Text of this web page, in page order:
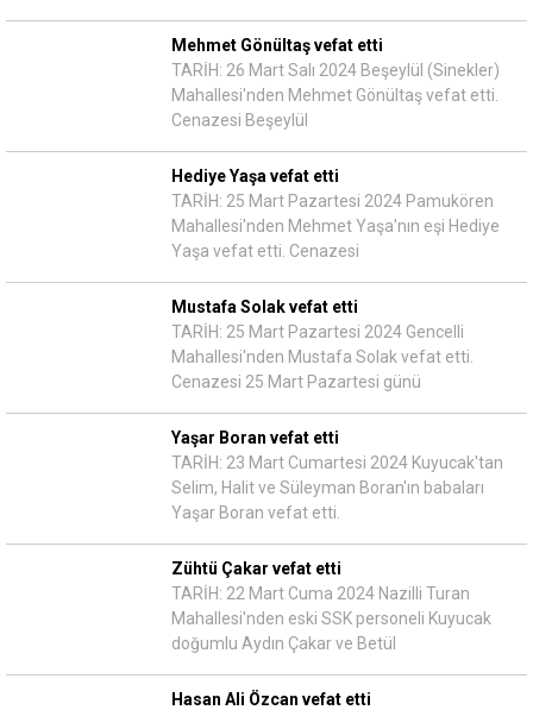
Mehmet Gönültaş vefat etti
TARİH: 26 Mart Salı 2024 Beşeylül (Sinekler)
Mahallesi'nden Mehmet Gönültaş vefat etti.
Cenazesi Beşeylül
Hediye Yaşa vefat etti
TARİH: 25 Mart Pazartesi 2024 Pamukören
Mahallesi'nden Mehmet Yaşa'nın eşi Hediye
Yaşa vefat etti. Cenazesi
Mustafa Solak vefat etti
TARİH: 25 Mart Pazartesi 2024 Gencelli
Mahallesi'nden Mustafa Solak vefat etti.
Cenazesi 25 Mart Pazartesi günü
Yaşar Boran vefat etti
TARİH: 23 Mart Cumartesi 2024 Kuyucak'tan
Selim, Halit ve Süleyman Boran'ın babaları
Yaşar Boran vefat etti.
Zühtü Çakar vefat etti
TARİH: 22 Mart Cuma 2024 Nazilli Turan
Mahallesi'nden eski SSK personeli Kuyucak
doğumlu Aydın Çakar ve Betül
Hasan Ali Özcan vefat etti